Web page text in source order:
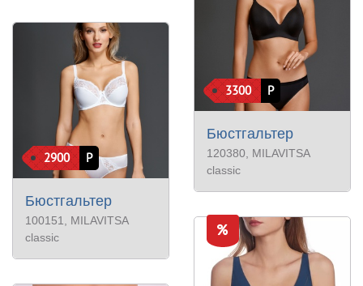
2900 Р
Бюстгальтер
100151
, MILAVITSA
classic
3300 Р
Бюстгальтер
120380, MILAVITSA
classic